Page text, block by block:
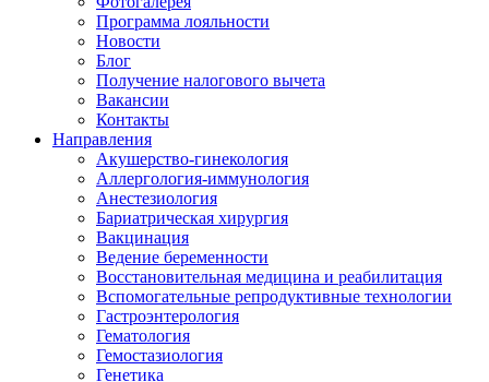
Программа лояльности
Новости
Блог
Получение налогового вычета
Вакансии
Контакты
Направления
Акушерство-гинекология
Аллергология-иммунология
Анестезиология
Бариатрическая хирургия
Вакцинация
Ведение беременности
Восстановительная медицина и реабилитация
Вспомогательные репродуктивные технологии
Гастроэнтерология
Гематология
Гемостазиология
Генетика